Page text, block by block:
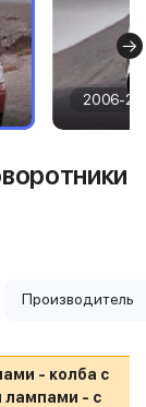
2006-
Производитель
- колба с
лампами - с